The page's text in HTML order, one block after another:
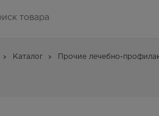
Каталог Прочие лечебно-